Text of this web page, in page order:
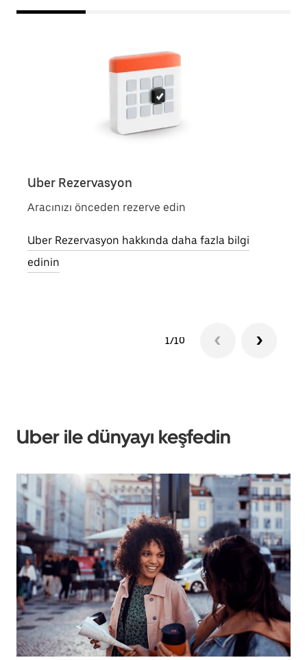
Uber Rezervasyon
Aracınızı önceden rezerve edin
Uber Rezervasyon hakkında daha fazla bilgi
edinin
1/10
Uber ile dünyayı keşfedin